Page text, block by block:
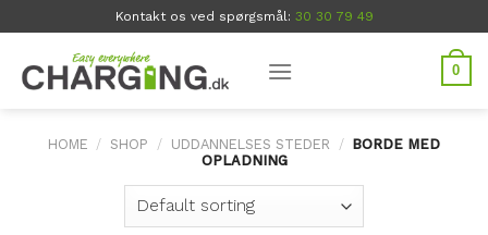
to
content
Kontakt os ved spørgsmål: 30 30 79 49
0
HOME / SHOP / UDDANNELSES STEDER / BORDE MED
OPLADNING